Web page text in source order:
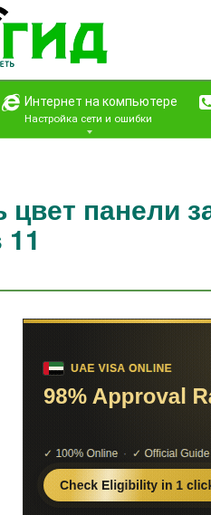
Интернет на компьютере
Настройка сети и ошибки
цвет панели